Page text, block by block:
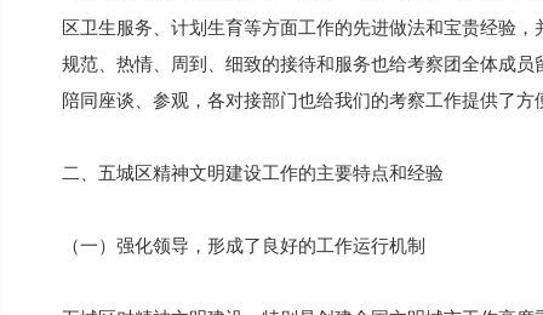
区卫生服务、计划生育等方面工作的先进做法和宝贵经验
规范、热情、周到、细致的接待和服务也给考察团全体成
陪同座谈、参观，各对接部门也给我们的考察工作提供了
二、五城区精神文明建设工作的主要特点和经验
（一）强化领导，形成了良好的工作运行机制